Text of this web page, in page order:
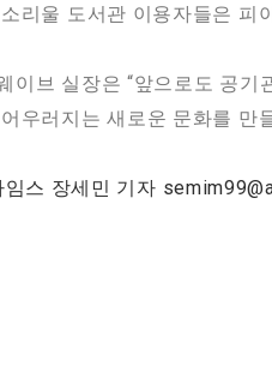
리울 도서관 이용자들은 피
이브 실장은 “앞으로도 공
우러지는 새로운 문화를 만
임스 장세민 기자